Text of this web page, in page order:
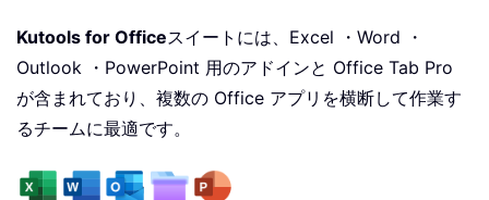
Kutools for Officeスイートには、Excel ・Word ・
Outlook ・PowerPoint 用のアドインと Office Tab Pro
が含まれており、複数の Office アプリを横断して作業す
るチームに最適です。